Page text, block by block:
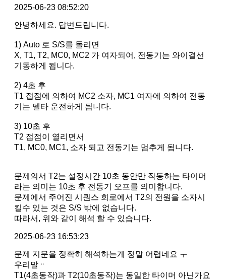
2025-06-23 08:52:20
안녕하세요. 답변드립니다.
1) Auto 로 S/S를 돌리면
X, T1, T2, MC0, MC2 가 여자되어, 전동기는 와이결선
기동하게 됩니다.
2) 4초 후
T1 접점에 의하여 MC2 소자, MC1 여자에 의하여 전동
기는 델타 운전하게 됩니다.
3) 10초 후
T2 접점이 열리면서
T1, MC0, MC1, 소자 되고 전동기는 멈추게 됩니다.
문제의서 T2는 설정시간 10초 동안만 작동하는 타이머
라는 의미는 10초 후 전동기 오프를 의미합니다.
문제에서 주어진 시퀀스 회로에서 T2의 전원을 소자시
킬수 있는 것은 S/S 밖에 없습니다.
따라서, 위와 같이 해석 할 수 있습니다.
2025-06-23 16:53:23
문제 지문을 정확히 해석하는게 정말 어렵네요 ㅜ
우리말ᆢ
T1(4초동작)과 T2(10초동작)는 동일한 타이머 아닌가요